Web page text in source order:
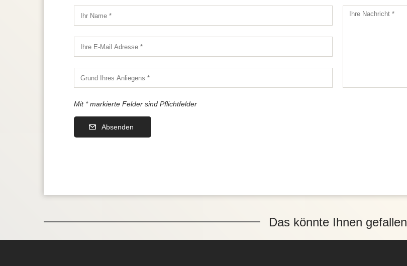
Mit * markierte Felder sind Pflichtfelder
Absenden
Das könnte Ihnen gefallen